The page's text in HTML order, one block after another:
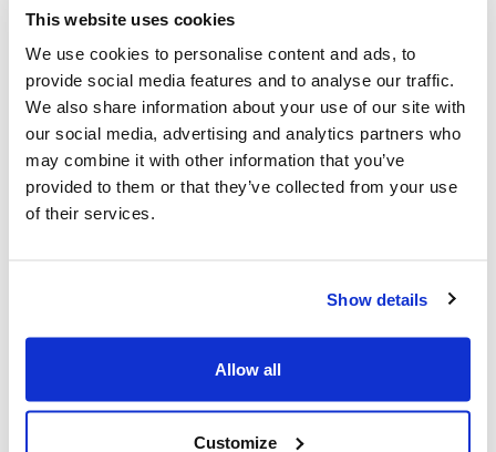
This website uses cookies
We use cookies to personalise content and ads, to
provide social media features and to analyse our traffic.
We also share information about your use of our site with
our social media, advertising and analytics partners who
may combine it with other information that you’ve
provided to them or that they’ve collected from your use
of their services.
Show details
Allow all
Customize
Les dirigeants juifs réagissent à la
libération sous caution d'un homme de
21 mars 2025